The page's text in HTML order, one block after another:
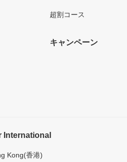
超割コース
キャンペーン
International
Kong(香港)